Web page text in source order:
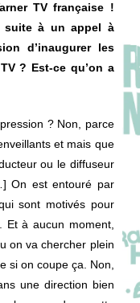
TV française !
suite à un appel à
d’inaugurer les
? Est-ce qu’on a
? Non, parce
et mais que
ou le diffuseur
On est entouré par
sont motivés pour
Et à aucun moment,
on va chercher plein
si on coupe ça. Non,
une direction bien